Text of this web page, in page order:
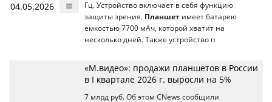
04.05.2026
Гц. Устройство включает в себя функцию
защиты зрения. Планшет имеет батарею
емкостью 7700 мАч, которой хватит на
несколько дней. Также устройство п
«М.видео»: продажи планшетов в России
в I квартале 2026 г. выросли на 5%
7 млрд руб. Об этом CNews сообщили